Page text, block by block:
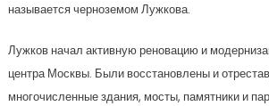
называется черноземом Лужкова.
Лужков начал активную реновацию и
центра Москвы. Были восстановлены и
многочисленные здания, мосты, памятники и